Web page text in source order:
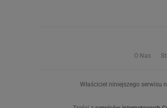
O Nas
Właściciel niniejszego